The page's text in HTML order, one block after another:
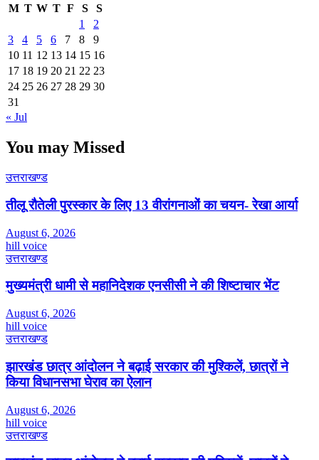
M T W T F S
S
1
2
3
4 5 6 7 8
9
10 11 12 13 14 15 16
17 18 19 20 21 22 23
24 25 26 27 28 29 30
31
« Jul
You may Missed
उत्तराखण्ड
तीलू रौतेली पुरस्कार के लिए 13 वीरांगनाओं का चयन- रेखा आर्या
August 6, 2026
hill voice
उत्तराखण्ड
मुख्यमंत्री धामी से महानिदेशक एनसीसी ने की शिष्टाचार भेंट
August 6, 2026
hill voice
उत्तराखण्ड
झारखंड छात्र आंदोलन ने बढ़ाई सरकार की मुश्किलें, छात्रों ने
किया विधानसभा घेराव का ऐलान
August 6, 2026
hill voice
उत्तराखण्ड